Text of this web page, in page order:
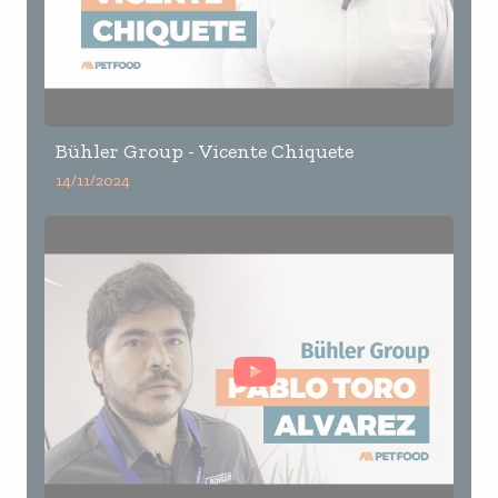
Bühler Group - Vicente Chiquete
14/11/2024